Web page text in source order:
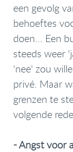
een gevolg
behoeftes
doen... Een
steeds weer
'nee' zou
privé. Maar
grenzen te
volgende
-Angst voor